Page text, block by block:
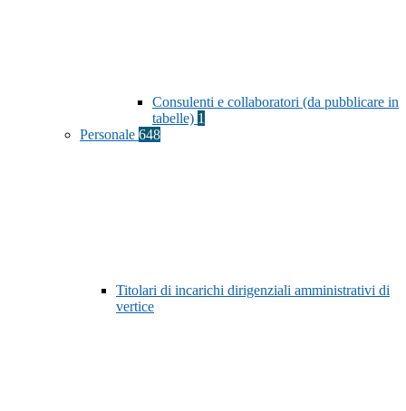
Consulenti e collaboratori (da pubblicare in
tabelle) 1
Personale 648
Titolari di incarichi dirigenziali amministrativi di
vertice